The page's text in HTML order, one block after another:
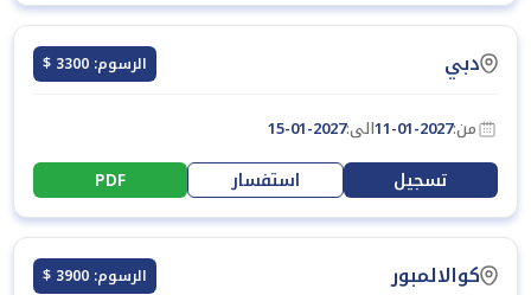
دبي الرسوم: 3300 $
من:11-01-2027الى:15-01-2027
تسجيل استفسار PDF
كوالالمبور الرسوم: 3900 $